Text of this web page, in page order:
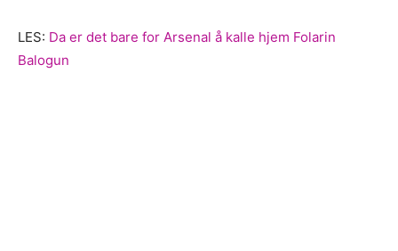
LES: Da er det bare for Arsenal å kalle hjem Folarin
Balogun